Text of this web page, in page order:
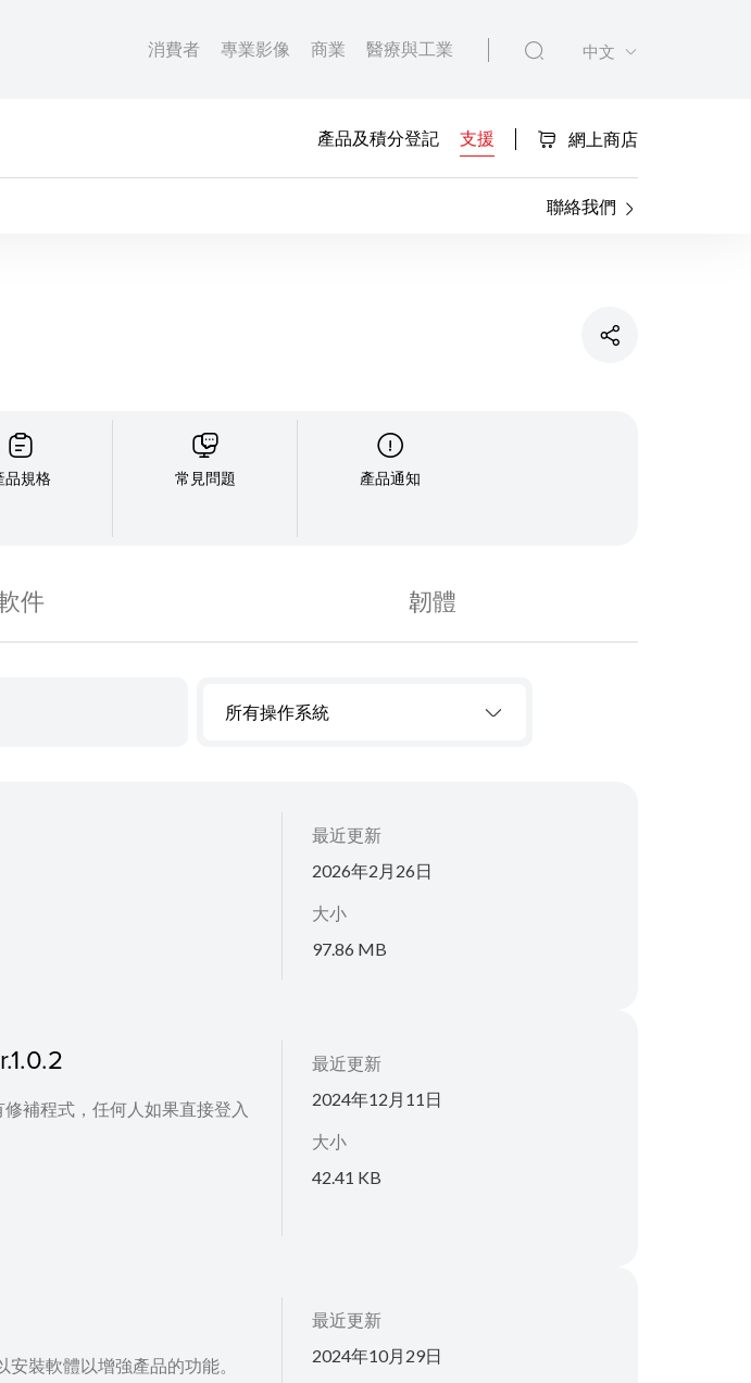
消費者 專業影像 商業 醫療與工業 中文
產品及積分登記 支援 網上商店
聯絡我們
品規格 常見問題 產品通知
件 韌體
所有操作系統
最近更新
2026年2月26日
大小
97.86 MB
補程式，任何人如果直接登入
最近更新
2024年12月11日
大小
42.41 KB
裝軟體以增強產品的功能。
最近更新
2024年10月29日